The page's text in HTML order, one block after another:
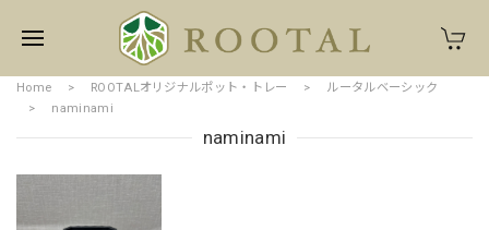
Home ROOTALオリジナルポット・トレー
ルータルベーシック
naminami
naminami